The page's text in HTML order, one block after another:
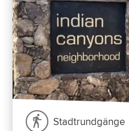
Stadtrundgänge